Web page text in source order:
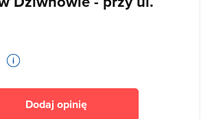
Dodaj opinię